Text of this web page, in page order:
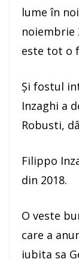
lume în
noiembrie
este tot o
Şi fostul
Inzaghi a
Robusti,
Filippo
din 2018.
O veste
care a
iubita sa